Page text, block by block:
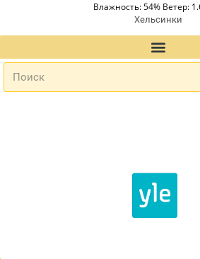
Влажность: 54% Ветер:
Хельсинки